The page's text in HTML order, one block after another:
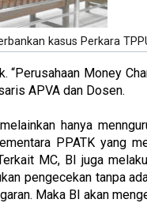
kasus Perkara
“Perusahaan Money
APVA dan Dosen.
hanya
PPATK yang
MC, BI juga
pengecekan tanpa
Maka BI akan